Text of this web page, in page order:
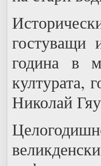
гостуващи
година в
културата,
Николай